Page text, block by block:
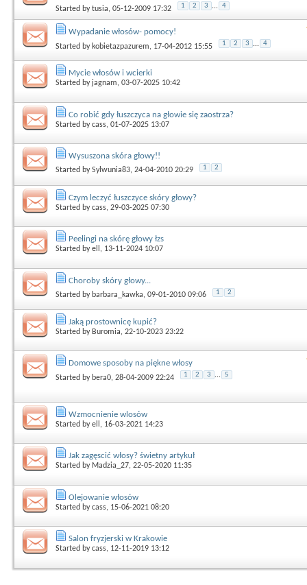
Started bytusia, 05-12-2009 17:32 1 2 3 ... 4
Wypadanie włosów- pomocy!
Started by kobietazpazurem, 17-04-2012 15:55 1 2 3 ... 4
Mycie włosów i wcierki
Started by jagnam, 03-07-2025 10:42
Co robić gdy łuszczyca na głowie się zaostrza?
Started bycass, 01-07-2025 13:07
Wysuszona skóra głowy!!
Started bySylwunia83, 24-04-2010 20:29 1 2
Czym leczyć łuszczyce skóry głowy?
Started bycass, 29-03-2025 07:30
Peelingi na skórę głowy łzs
Started byell , 13-11-2024 10:07
Choroby skóry głowy...
Started by barbara_kawka, 09-01-2010 09:06 1 2
Jaką prostownicę kupić?
Started by Buromia, 22-10-2023 23:22
Domowe sposoby na piękne włosy
Started bybera0, 28-04-2009 22:24 1 2 3 ... 5
Wzmocnienie wlosów
Started byell , 16-03-2021 14:23
Jak zagęscić włosy? świetny artykuł
Started by Madzia_27, 22-05-2020 11:35
Olejowanie włosów
Started bycass, 15-06-2021 08:20
Salon fryzjerski w Krakowie
Started bycass, 12-11-2019 13:12